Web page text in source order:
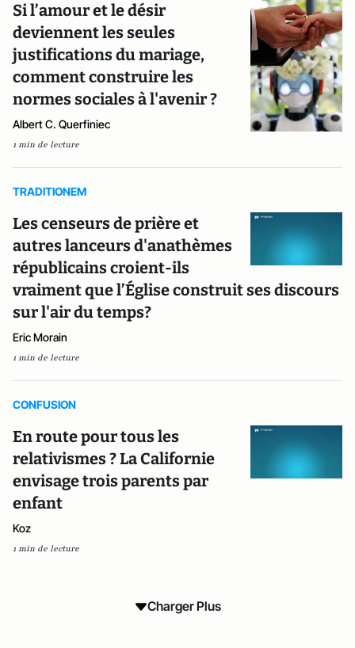
Si l’amour et le désir
deviennent les seules
justifications du mariage,
comment construire les
normes sociales à l'avenir ?
Albert C. Querfiniec
1 min de lecture
TRADITIONEM
Les censeurs de prière et
autres lanceurs d'anathèmes
républicains croient-ils
vraiment que l’Église construit ses discours
sur l'air du temps?
Eric Morain
1 min de lecture
CONFUSION
En route pour tous les
relativismes ? La Californie
envisage trois parents par
enfant
Koz
1 min de lecture
Charger Plus